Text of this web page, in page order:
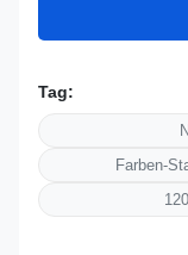
Tag:
Farben-